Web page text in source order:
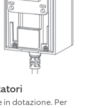
in dotazione. Per